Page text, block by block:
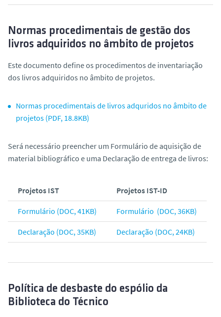
Normas procedimentais de gestão dos
livros adquiridos no âmbito de projetos
Este documento define os procedimentos de inventariação
dos livros adquiridos no âmbito de projetos.
Normas procedimentais de livros adquridos no âmbito de
projetos (PDF, 18.8KB)
Será necessário preencher um Formulário de aquisição de
material bibliográfico e uma Declaração de entrega de livros:
Projetos IST Projetos IST-ID
Formulário (DOC, 41KB) Formulário (DOC, 36KB)
Declaração (DOC, 35KB) Declaração (DOC, 24KB)
Política de desbaste do espólio da
Biblioteca do Técnico